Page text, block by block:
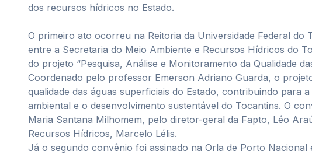
dos recursos hídricos no Estado.
O primeiro ato ocorreu na Reitoria da Universidade Federal
entre a Secretaria do Meio Ambiente e Recursos Hídricos do
do projeto “Pesquisa, Análise e Monitoramento da Qualidade
Coordenado pelo professor Emerson Adriano Guarda, o
qualidade das águas superficiais do Estado, contribuindo para
ambiental e o desenvolvimento sustentável do Tocantins. O
Maria Santana Milhomem, pelo diretor-geral da Fapto, Léo
Recursos Hídricos, Marcelo Lélis.
Já o segundo convênio foi assinado na Orla de Porto